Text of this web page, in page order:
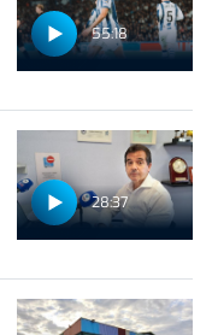
55:18
28:37